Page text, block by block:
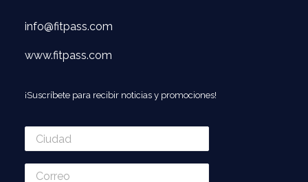
info@fitpass.com
www.fitpass.com
¡Suscríbete para recibir noticias y promociones!